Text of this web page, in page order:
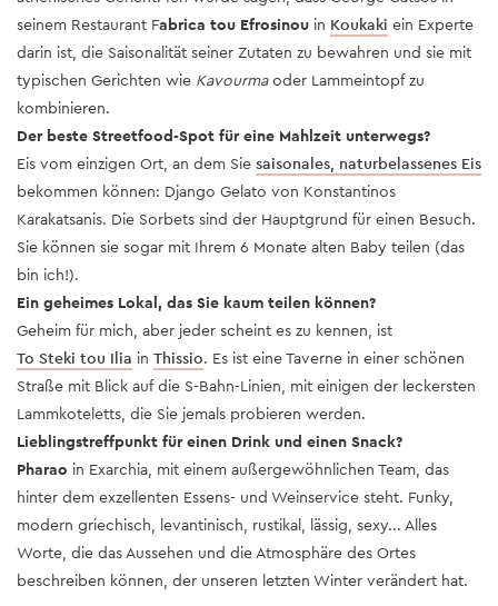
seinem Restaurant Fabrica tou Efrosinou in Koukaki ein Experte
darin ist, die Saisonalität seiner Zutaten zu bewahren und sie mit
typischen Gerichten wie Kavourmaoder Lammeintopf zu
kombinieren.
Der beste Streetfood-Spot für eine Mahlzeit unterwegs?
Eis vom einzigen Ort, an dem Sie saisonales, naturbelassenes Eis
bekommen können: Django Gelato von Konstantinos
Karakatsanis. Die Sorbets sind der Hauptgrund für einen Besuch.
Sie können sie sogar mit Ihrem 6 Monate alten Baby teilen (das
bin ich!).
Ein geheimes Lokal, das Sie kaum teilen können?
Geheim für mich, aber jeder scheint es zu kennen, ist
To Steki tou Ilia in Thissio. Es ist eine Taverne in einer schönen
Straße mit Blick auf die S-Bahn-Linien, mit einigen der leckersten
Lammkoteletts, die Sie jemals probieren werden.
Lieblingstreffpunkt für einen Drink und einen Snack?
Pharao in Exarchia, mit einem außergewöhnlichen Team, das
hinter dem exzellenten Essens- und Weinservice steht. Funky,
modern griechisch, levantinisch, rustikal, lässig, sexy... Alles
Worte, die das Aussehen und die Atmosphäre des Ortes
beschreiben können, der unseren letzten Winter verändert hat.